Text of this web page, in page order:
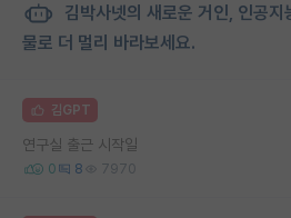
김박사넷의 새로운 거인, 인공
물로 더 멀리 바라보세요.
김GPT
연구실 출근 시작일
0 8 7970